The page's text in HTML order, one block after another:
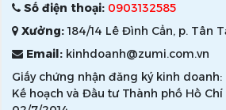
Số điện thoại: 0903132585
Xưởng:184/14 Lê Đình Cẩn, p. Tân
Email: kinhdoanh@zumi.com.vn
Giấy chứng nhận đăng ký kinh
Kế hoạch và Đầu tư Thành phố Hồ